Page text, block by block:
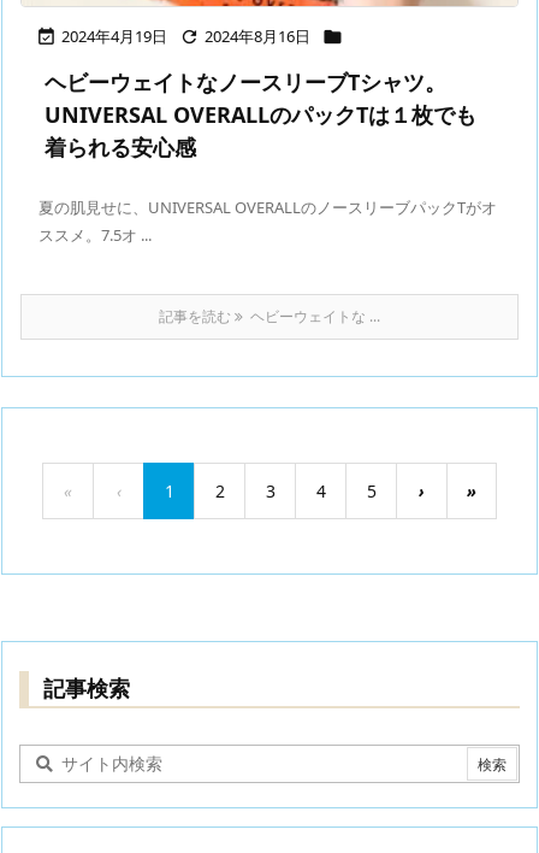
 2024年4月19日  2024年8月16日 
ヘビーウェイトなノースリーブTシャツ。
UNIVERSAL OVERALLのパックTは１枚でも
着られる安心感
夏の肌見せに、UNIVERSAL OVERALLのノースリーブパックTがオ
ススメ。7.5オ ...
記事を読む ヘビーウェイトな ...
« ‹ 1 2 3 4 5 › »
記事検索